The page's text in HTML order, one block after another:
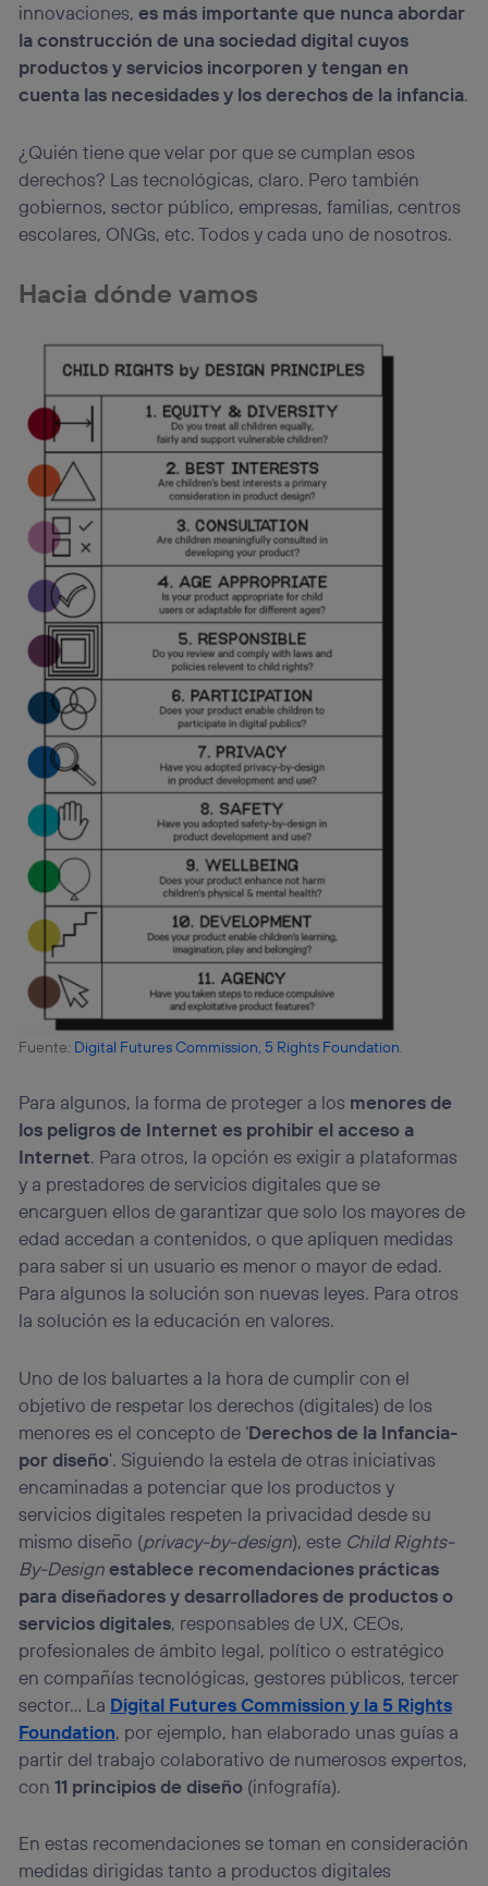
innovaciones,es más importante que nunca abordar
la construcción de una sociedad digital cuyos
productos y servicios incorporen y tengan en
cuenta las necesidades y los derechos de la infancia.
¿Quién tiene que velar por que se cumplan esos
derechos? Las tecnológicas, claro. Pero también
gobiernos, sector público, empresas, familias, centros
escolares, ONGs, etc. Todos y cada uno de nosotros.
Hacia dónde vamos
Fuente: Digital Futures Commission, 5 Rights Foundation.
Para algunos, la forma de proteger a los menores de
los peligros de Internet es prohibir el acceso a
Internet. Para otros, la opción es exigir a plataformas
y a prestadores de servicios digitales que se
encarguen ellos de garantizar que solo los mayores de
edad accedan a contenidos, o que apliquen medidas
para saber si un usuario es menor o mayor de edad.
Para algunos la solución son nuevas leyes. Para otros
la solución es la educación en valores.
Uno de los baluartes a la hora de cumplir con el
objetivo de respetar los derechos (digitales) de los
menores es el concepto de ‘Derechos de la Infancia-
por diseño’. Siguiendo la estela de otras iniciativas
encaminadas a potenciar que los productos y
servicios digitales respeten la privacidad desde su
mismo diseño (privacy-by-design), este Child Rights-
By-Designestablece recomendaciones prácticas
para diseñadores y desarrolladores de productos o
servicios digitales, responsables de UX, CEOs,
profesionales de ámbito legal, político o estratégico
en compañías tecnológicas, gestores públicos, tercer
sector… La Digital Futures Commission y la 5 Rights
Foundation, por ejemplo, han elaborado unas guías a
partir del trabajo colaborativo de numerosos expertos,
con11 principios de diseño (infografía).
En estas recomendaciones se toman en consideración
medidas dirigidas tanto a productos digitales